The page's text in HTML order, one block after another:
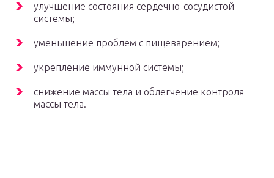
улучшение состояния сердечно-сосудистой
системы;
уменьшение проблем с пищеварением;
укрепление иммунной системы;
снижение массы тела и облегчение контроля
массы тела.